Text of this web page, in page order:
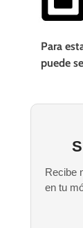
Para
puede
Recibe
en tu